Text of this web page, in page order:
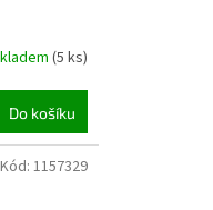
(5 ks)
Do košíku
Kód: 1157329